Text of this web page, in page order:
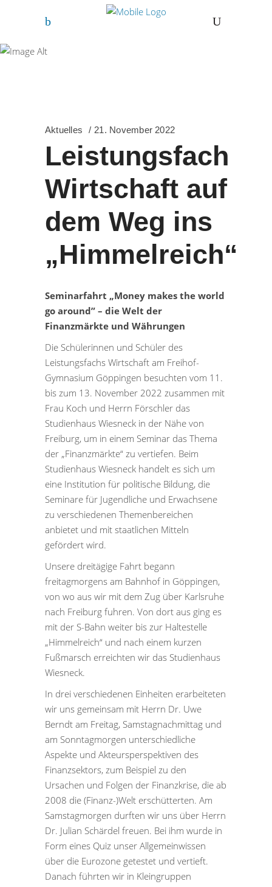
Göppingen
Aktuelles 21. November 2022
Leistungsfach
Wirtschaft auf
dem Weg ins
„Himmelreich“
Seminarfahrt „Money makes the world
go around” – die Welt der
Finanzmärkte und Währungen
Die Schülerinnen und Schüler des
Leistungsfachs Wirtschaft am Freihof-
Gymnasium Göppingen besuchten vom 11.
bis zum 13. November 2022 zusammen mit
Frau Koch und Herrn Förschler das
Studienhaus Wiesneck in der Nähe von
Freiburg, um in einem Seminar das Thema
der „Finanzmärkte“ zu vertiefen. Beim
Studienhaus Wiesneck handelt es sich um
eine Institution für politische Bildung, die
Seminare für Jugendliche und Erwachsene
zu verschiedenen Themenbereichen
anbietet und mit staatlichen Mitteln
gefördert wird.
Unsere dreitägige Fahrt begann
freitagmorgens am Bahnhof in Göppingen,
von wo aus wir mit dem Zug über Karlsruhe
nach Freiburg fuhren. Von dort aus ging es
mit der S-Bahn weiter bis zur Haltestelle
„Himmelreich“ und nach einem kurzen
Fußmarsch erreichten wir das Studienhaus
Wiesneck.
In drei verschiedenen Einheiten erarbeiteten
wir uns gemeinsam mit Herrn Dr. Uwe
Berndt am Freitag, Samstagnachmittag und
am Sonntagmorgen unterschiedliche
Aspekte und Akteursperspektiven des
Finanzsektors, zum Beispiel zu den
Ursachen und Folgen der Finanzkrise, die ab
2008 die (Finanz-)Welt erschütterten. Am
Samstagmorgen durften wir uns über Herrn
Dr. Julian Schärdel freuen. Bei ihm wurde in
Form eines Quiz unser Allgemeinwissen
über die Eurozone getestet und vertieft.
Danach führten wir in Kleingruppen